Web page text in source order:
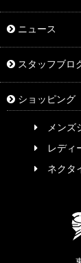
ニュース
スタッフブロ
ショッピング
メンズ
レディ
ネクタ